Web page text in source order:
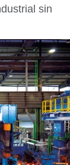
sin